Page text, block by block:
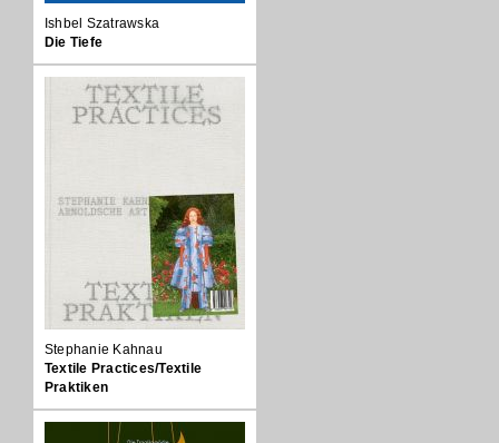
Ishbel Szatrawska
Die Tiefe
Stephanie Kahnau
Textile Practices/Textile
Praktiken